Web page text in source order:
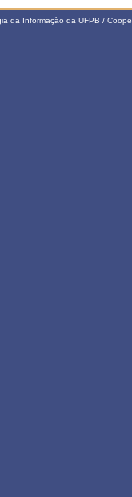
da Informação da UFPB /